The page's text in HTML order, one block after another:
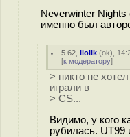
Neverwinter Nights
именно был
5.62 ,llolik (ok),
[к модератору]
> никто не
играли в
> CS...
Видимо, у кого
рубилась. UT99